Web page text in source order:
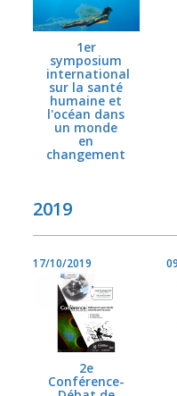
1er
symposium
international
sur la santé
humaine et
l'océan dans
un monde
en
changement
2019
17/10/2019
2e
Conférence-